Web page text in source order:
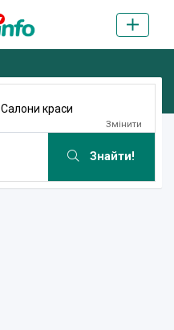
Салони краси
Змінити
Знайти!